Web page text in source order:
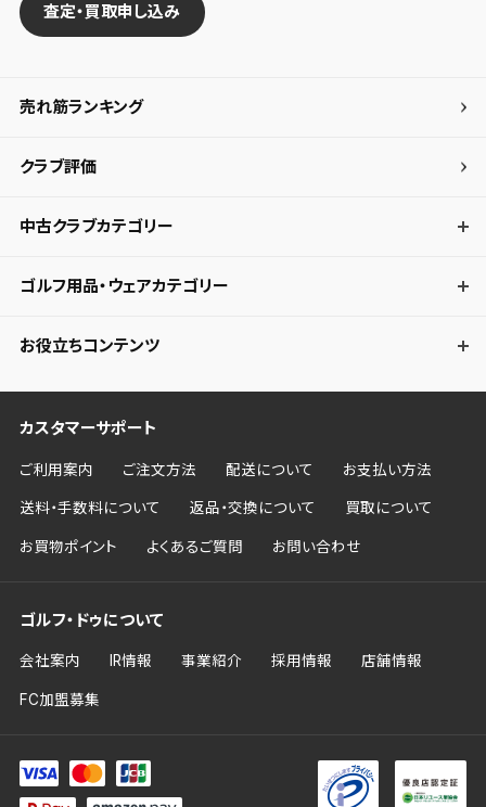
査定・買取申し込み
売れ筋ランキング
クラブ評価
中古クラブカテゴリー
ゴルフ用品・ウェアカテゴリー
お役立ちコンテンツ
カスタマーサポート
ご利用案内 ご注文方法 配送について お支払い方法
送料・手数料について 返品・交換について 買取について
お買物ポイント よくあるご質問 お問い合わせ
ゴルフ・ドゥについて
会社案内 IR情報 事業紹介 採用情報 店舗情報
FC加盟募集